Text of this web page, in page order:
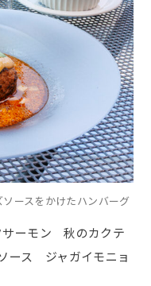
ースをかけたハンバーグ
サーモン 秋のカクテ
ース ジャガイモニョ